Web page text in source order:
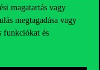
magatartás vagy
megtagadása vagy
funkciókat és